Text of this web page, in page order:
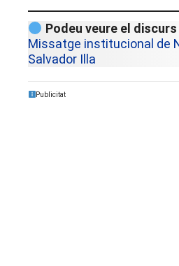
Podeu veure el
Missatge institucional de
Salvador Illa
Publicitat